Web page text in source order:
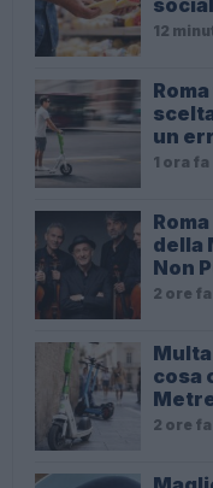
12
un
1 ora fa
della
Non
2 ore fa
cosa
2 ore fa